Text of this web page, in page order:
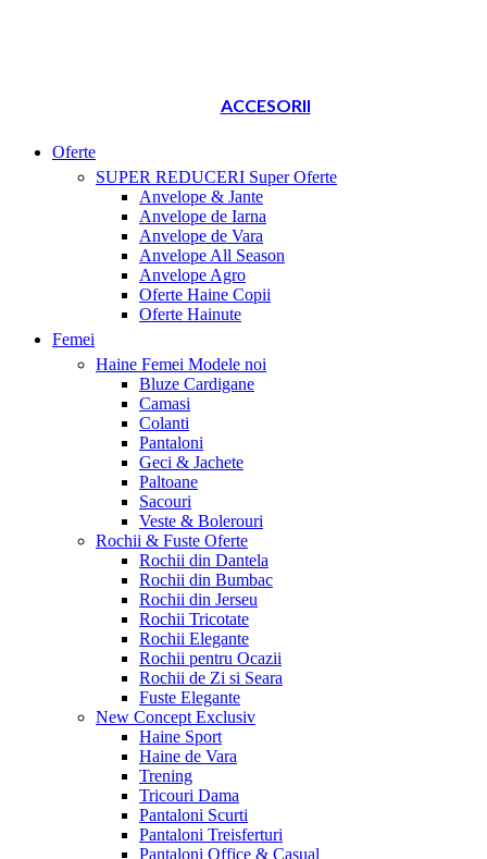
ACCESORII
Oferte
SUPER REDUCERI Super Oferte
Anvelope & Jante
Anvelope de Iarna
Anvelope de Vara
Anvelope All Season
Anvelope Agro
Oferte Haine Copii
Oferte Hainute
Femei
Haine Femei Modele noi
Bluze Cardigane
Camasi
Colanti
Pantaloni
Geci & Jachete
Paltoane
Sacouri
Veste & Bolerouri
Rochii & Fuste Oferte
Rochii din Dantela
Rochii din Bumbac
Rochii din Jerseu
Rochii Tricotate
Rochii Elegante
Rochii pentru Ocazii
Rochii de Zi si Seara
Fuste Elegante
New Concept Exclusiv
Haine Sport
Haine de Vara
Trening
Tricouri Dama
Pantaloni Scurti
Pantaloni Treisferturi
Pantaloni Office & Casual